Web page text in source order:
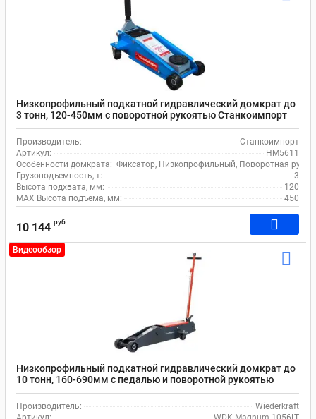
Низкопрофильный подкатной гидравлический домкрат до
3 тонн, 120-450мм с поворотной рукоятью Станкоимпорт
HM5611
Производитель:
Станкоимпорт
Артикул:
HM5611
Особенности домкрата: Фиксатор, Низкопрофильный, Поворотная
Грузоподъемность, т:
3
Высота подхвата, мм:
120
MAX Высота подъема, мм:
450
10 144 руб
Видеообзор
Низкопрофильный подкатной гидравлический домкрат до
10 тонн, 160-690мм с педалью и поворотной рукоятью
Wiederkraft WDK-Magnum-1056LT
Производитель:
Wiederkraft